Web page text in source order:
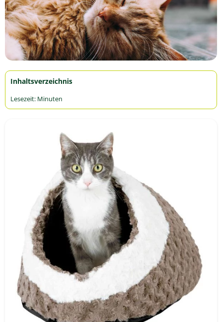
Inhaltsverzeichnis
Lesezeit: Minuten